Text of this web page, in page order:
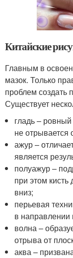
Китайские
Главным в
мазок. Только
проблем создать
Существует
гладь –
не отрывается
ажур –
является
полуажур –
при этом кисть
вниз;
перьевая
в направлении
волна –
отрыва от
аква –